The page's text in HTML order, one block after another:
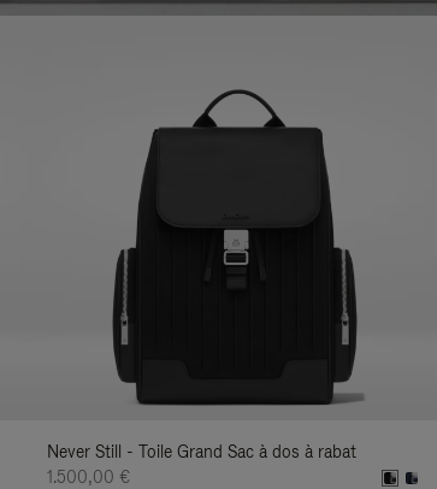
Never Still - Toile Grand Sac à dos à rabat
1.500,00 €